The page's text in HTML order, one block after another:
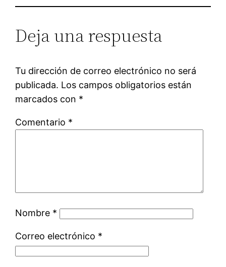
Deja una respuesta
Tu dirección de correo electrónico no será
publicada. Los campos obligatorios están
marcados con *
Comentario *
Nombre *
Correo electrónico *